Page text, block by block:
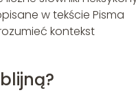
w tekście Pisma
kontekst